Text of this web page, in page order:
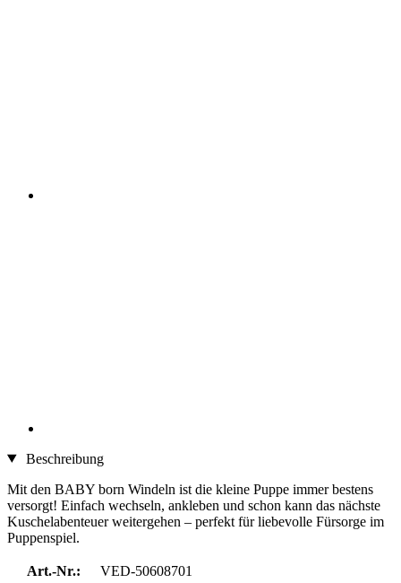
Beschreibung
Mit den BABY born Windeln ist die kleine Puppe immer bestens
versorgt! Einfach wechseln, ankleben und schon kann das nächste
Kuschelabenteuer weitergehen – perfekt für liebevolle Fürsorge im
Puppenspiel.
Art.-Nr.:
VED-50608701